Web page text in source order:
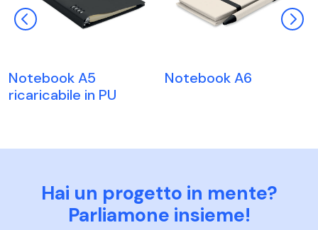
Notebook A5
ricaricabile in PU
Notebook A6
Hai un progetto in mente?
Parliamone insieme!